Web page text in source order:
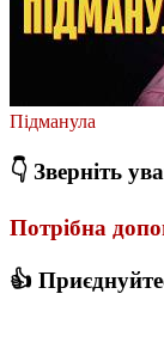
Підманула
👇 Зверніть
Потрібна
👍